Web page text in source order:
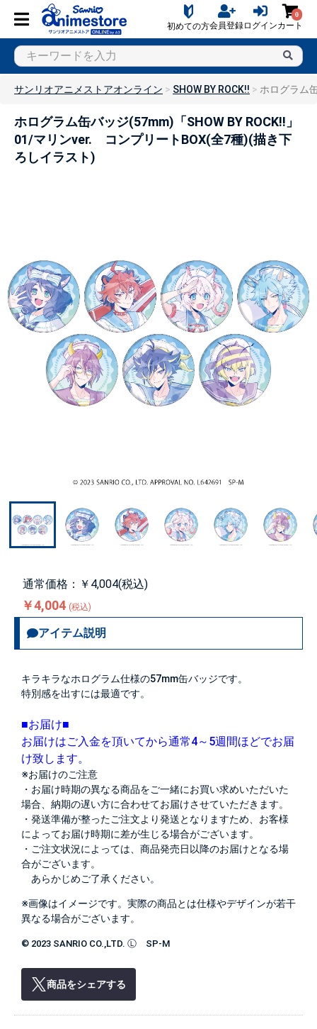
初めての方会員登録ログイン
0
カート
サンリオアニメストアオンライン SHOW BY ROCK!! ホログラム
ホログラム缶バッジ(57mm)「SHOW BY ROCK!!」
01/マリンver. コンプリートBOX(全7種)(描き下
ろしイラスト)
通常価格：￥4,004(税込)
￥4,004 (税込)
アイテム説明
キラキラなホログラム仕様の57mm缶バッジです。
特別感を出すには最適です。
■お届け■
お届けはご入金を頂いてから通常4～5週間ほどでお届
け致します。
※お届けのご注意
・お届け時期の異なる商品をご一緒にお買い求めいただいた
場合、納期の遅い方に合わせてお届けさせていただきます。
・発送準備が整ったご注文より発送となりますため、お客様
によってお届け時期に差が生じる場合がございます。
・ご注文状況によっては、商品発売日以降のお届けとなる場
合がございます。
あらかじめご了承ください。
※画像はイメージです。実際の商品とは仕様やデザインが若干
異なる場合がございます。
© 2023 SANRIO CO.,LTD. Ⓛ SP-M
商品をシェアする